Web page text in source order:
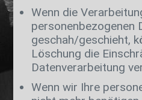
Wenn die
personenbezogenen
geschah/geschieht,
Löschung die
Datenverarbeitung
Wenn wir Ihre